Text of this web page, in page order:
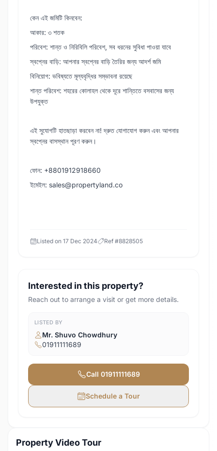
কেন এই জমিটি কিনবেন:
আকার: ৩ শতক
পরিবেশ: শান্ত ও নিরিবিলি পরিবেশ, সব ধরনের সুবিধা পাওয়া যাবে
স্বপ্নের বাড়ি: আপনার স্বপ্নের বাড়ি তৈরির জন্য আদর্শ জমি
বিনিয়োগ: ভবিষ্যতে মূল্যবৃদ্ধির সম্ভাবনা রয়েছে
শান্ত পরিবেশ: শহরের কোলাহল থেকে দূরে শান্তিতে বসবাসের জন্য
উপযুক্ত
এই সুযোগটি হাতছাড়া করবেন না! দ্রুত যোগাযোগ করুন এবং আপনার
স্বপ্নের বাসস্থান পূরণ করুন।
ফোন: +8801912918660
ইমেইল: sales@propertyland.co
Listed on 17 Dec 2024 Ref #8828505
Interested in this property?
Reach out to arrange a visit or get more details.
LISTED BY
Mr. Shuvo Chowdhury
01911111689
Call 01911111689
Schedule a Tour
Property Video Tour